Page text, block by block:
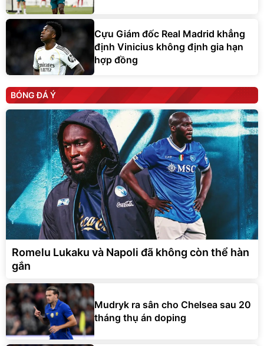
Cựu Giám đốc Real Madrid khẳng
định Vinicius không định gia hạn
hợp đồng
BÓNG ĐÁ Ý
Romelu Lukaku và Napoli đã không còn thể hàn
gắn
Mudryk ra sân cho Chelsea sau 20
tháng thụ án doping